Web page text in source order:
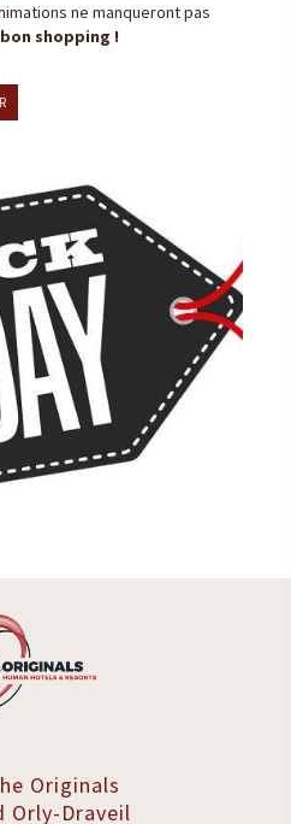
ne manqueront pas
bon shopping !
Originals
Orly-Draveil